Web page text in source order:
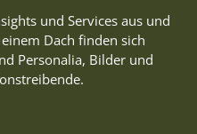
und Services aus und
Dach finden sich
Personalia, Bilder und